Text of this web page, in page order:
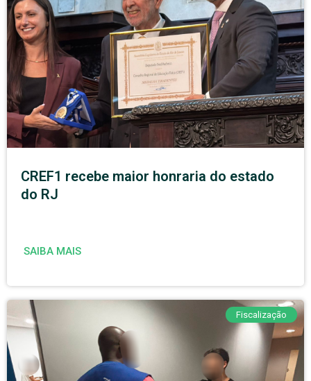
CREF1 recebe maior honraria do estado
do RJ
SAIBA MAIS
Fiscalização